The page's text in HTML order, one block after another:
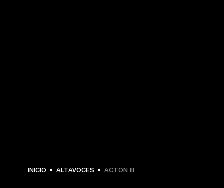
$ 299.99 -
INICIO ALTAVOCES ACTON III